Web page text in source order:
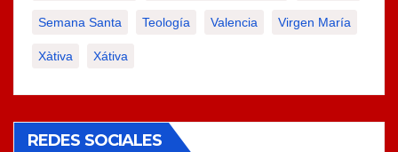
Semana Santa Teología Valencia Virgen María
Xàtiva Xátiva
REDES SOCIALES